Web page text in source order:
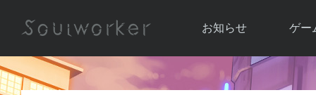
お知らせ
お知らせ一覧
ゲー
ソウ